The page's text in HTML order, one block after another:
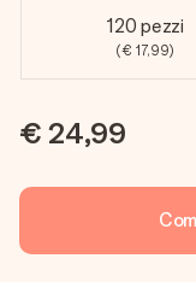
120 pezzi
(€ 17,99)
€ 24,99